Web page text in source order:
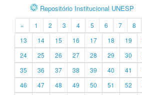
Repositório Institucional UNESP
« 1 2 3 4 5 6 7 8
13
14 15 16 17 18 19
24
25 26 27 28 29 30
35
36 37 38 39 40 41
46
47 48 49 50 51 52